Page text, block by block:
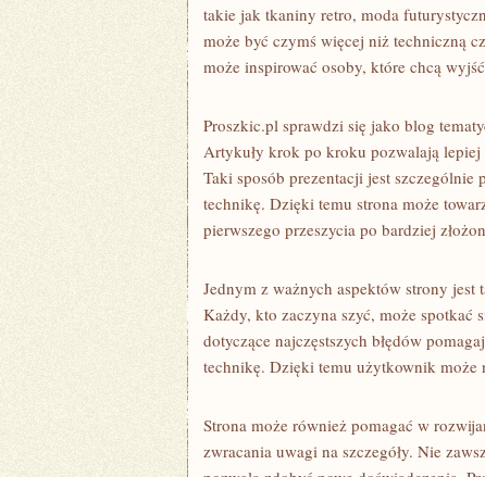
takie jak tkaniny retro, moda
może być czymś więcej niż techniczną
może inspirować osoby, które chcą
Proszkic.pl sprawdzi się jako blog
Artykuły krok po kroku pozwalają lepiej
Taki sposób prezentacji jest
technikę. Dzięki temu strona może
pierwszego przeszycia po bardziej
Jednym z ważnych aspektów strony jest
Każdy, kto zaczyna szyć, może spotkać
dotyczące najczęstszych błędów
technikę. Dzięki temu użytkownik może
Strona może również pomagać w
zwracania uwagi na szczegóły. Nie